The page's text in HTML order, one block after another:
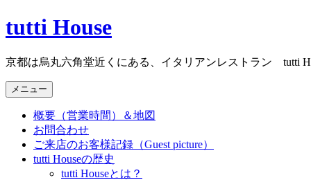
コ
ン
ン
ツ
へ
tutti House
京都は烏丸六角堂近くにある、イタリアンレストラン tutti
メニュー
概要（営業時間）＆地図
お問合わせ
ご来店のお客様記録（Guest picture）
tutti Houseの歴史
tutti Houseとは？